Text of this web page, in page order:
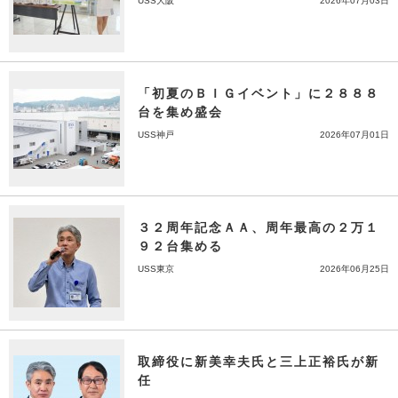
「初夏のＢＩＧイベント」に２８８８
台を集め盛会
USS神戸 2026年07月01日
３２周年記念ＡＡ、周年最高の２万１
９２台集める
USS東京 2026年06月25日
取締役に新美幸夫氏と三上正裕氏が新
任